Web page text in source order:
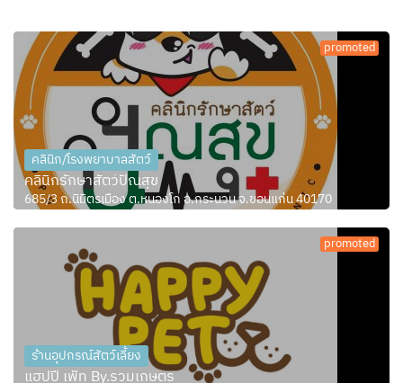
promoted
คลินิก/โรงพยาบาลสัตว์
คลินิกรักษาสัตว์ปัณสุข
685/3 ถ.นิมิตรเมือง ต.หนองโก อ.กระนวน จ.ขอนแก่น 40170
promoted
ร้านอุปกรณ์สัตว์เลี้ยง
แฮปปี้ เพ็ท By.รวมเกษตร